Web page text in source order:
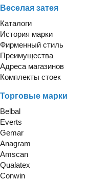
Веселая затея
Каталоги
История марки
Фирменный стиль
Преимущества
Адреса магазинов
Комплекты стоек
Торговые марки
Belbal
Everts
Gemar
Anagram
Amscan
Qualatex
Conwin